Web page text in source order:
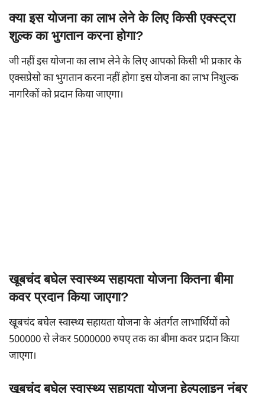
क्या इस योजना का लाभ लेने के लिए किसी एक्स्ट्रा
शुल्क का भुगतान करना होगा?
जी नहीं इस योजना का लाभ लेने के लिए आपको किसी भी प्रकार के
एक्सप्रेसो का भुगतान करना नहीं होगा इस योजना का लाभ निशुल्क
नागरिकों को प्रदान किया जाएगा।
खूबचंद बघेल स्वास्थ्य सहायता योजना कितना बीमा
कवर प्रदान किया जाएगा?
खूबचंद बघेल स्वास्थ्य सहायता योजना के अंतर्गत लाभार्थियों को
500000 से लेकर 5000000 रुपए तक का बीमा कवर प्रदान किया
जाएगा।
खूबचंद बघेल स्वास्थ्य सहायता योजना हेल्पलाइन नंबर